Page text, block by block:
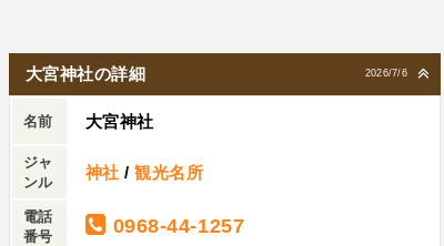
2026/7/6
大宮神社の詳細
名前 大宮神社
ジャ
ンル
神社 /観光名所
電話
番号
0968-44-1257